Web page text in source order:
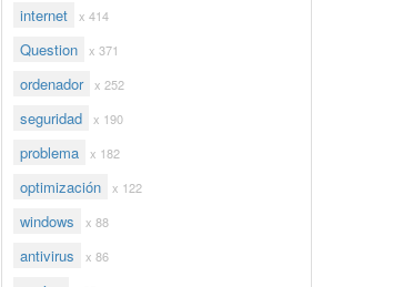
internet x 414
Question x 371
ordenador x 252
seguridad x 190
problema x 182
optimización x 122
windows x 88
antivirus x 86